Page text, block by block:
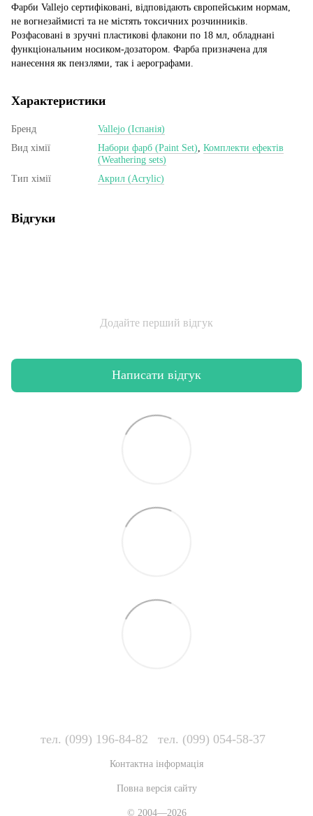
Фарби Vallejo сертифіковані, відповідають європейським нормам,
не вогнезаймисті та не містять токсичних розчинників.
Розфасовані в зручні пластикові флакони по 18 мл, обладнані
функціональним носиком-дозатором. Фарба призначена для
нанесення як пензлями, так і аерографами.
Характеристики
Бренд
Vallejo (Іспанія)
Вид хімії
Набори фарб (Paint Set) Комплекти ефектів
(Weathering sets)
Тип хімії
Акрил (Acrylic)
Відгуки
Додайте перший відгук
Написати відгук
тел. (099) 196-84-82 тел. (099) 054-58-37
Контактна інформація
Повна версія сайту
© 2004—2026